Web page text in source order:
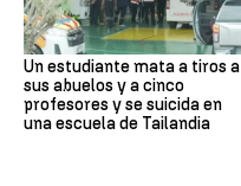
Un estudiante mata a tiros a
sus abuelos y a cinco
profesores y se suicida en
una escuela de Tailandia